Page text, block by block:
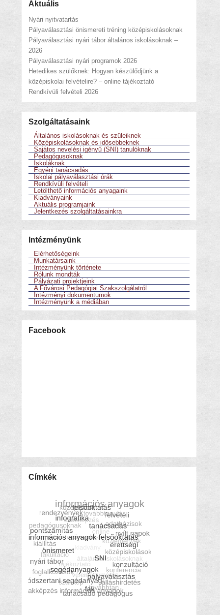
Aktuális
Nyári nyitvatartás
Pályaválasztási önismereti tréning középiskolásoknak
Pályaválasztási nyári tábor általános iskolásoknak –
2026
Pályaválasztási nyári programok 2026
Hetedikes szülőknek: Hogyan készülődjünk a
középiskolai felvételire? – online tájékoztató
Rendkívüli felvételi 2026
Szolgáltatásaink
Általános iskolásoknak és szüleiknek
Középiskolásoknak és idősebbeknek
Sajátos nevelési igényű (SNI) tanulóknak
Pedagógusoknak
Iskoláknak
Egyéni tanácsadás
Iskolai pályaválasztási órák
Rendkívüli felvételi
Letölthető információs anyagaink
Kiadványaink
Aktuális programjaink
Jelentkezés szolgáltatásainkra
Intézményünk
Elérhetőségeink
Munkatársaink
Intézményünk története
Rólunk mondták
Pályázati projektjeink
A Fővárosi Pedagógiai Szakszolgálatról
Intézményi dokumentumok
Intézményünk a médiában
Facebook
Címkék